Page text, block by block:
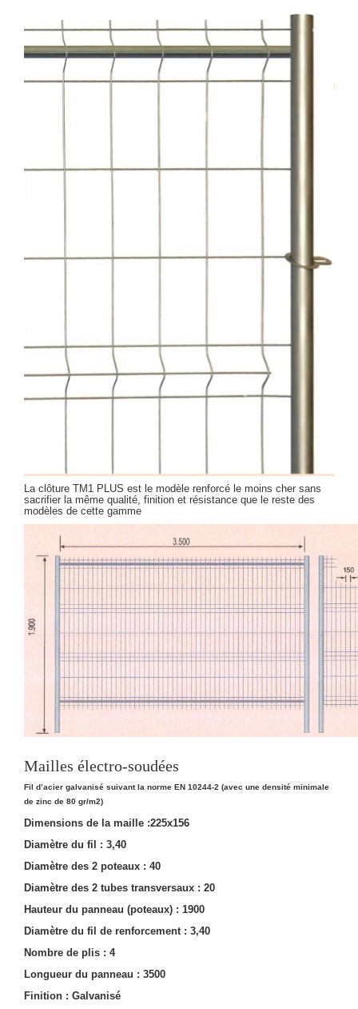
La clôture TM1 PLUS est le modèle renforcé le moins cher sans
sacrifier la même qualité, finition et résistance que le reste des
modèles de cette gamme
Mailles électro-soudées
Fil d’acier galvanisé suivant la norme EN 10244-2 (avec une densité minimale
de zinc de 80 gr/m2)
Dimensions de la maille :225x156
Diamètre du fil : 3,40
Diamètre des 2 poteaux : 40
Diamètre des 2 tubes transversaux : 20
Hauteur du panneau (poteaux) : 1900
Diamètre du fil de renforcement : 3,40
Nombre de plis : 4
Longueur du panneau : 3500
Finition : Galvanisé